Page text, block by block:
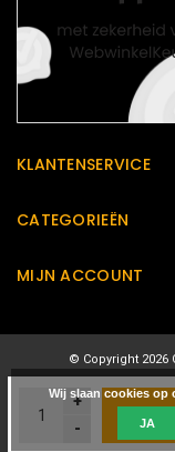
+
-
KLANTENSERVICE
CATEGORIEËN
MIJN ACCOUNT
© Copyright 2026
Wij slaan cookies op
JA